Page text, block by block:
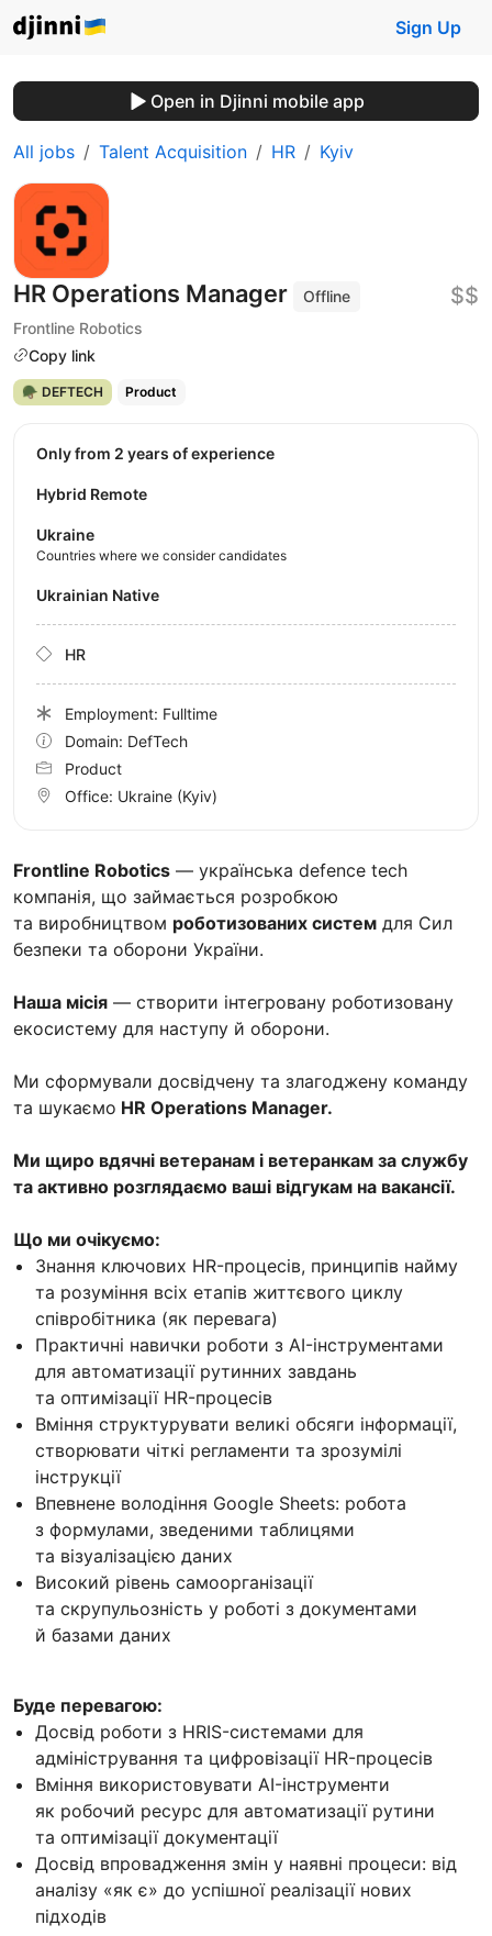
Sign Up
Open in Djinni mobile app
All jobs Talent Acquisition HR Kyiv
HR Operations Manager
Offline
Frontline Robotics
Copy link
$$
🪖 DEFTECH Product
Frontline Robotics — українська defence tech
компанія, що займається розробкою
та виробництвом роботизованих систем для Сил
безпеки та оборони України.
Наша місія — створити інтегровану роботизовану
екосистему для наступу й оборони.
Ми сформували досвідчену та злагоджену команду
та шукаємо HR Operations Manager.
Ми щиро вдячні ветеранам і ветеранкам за службу
та активно розглядаємо ваші відгукам на вакансії.
Що ми очікуємо:
Знання ключових HR-процесів, принципів найму
та розуміння всіх етапів життєвого циклу
співробітника (як перевага)
Практичні навички роботи з AI-інструментами
для автоматизації рутинних завдань
та оптимізації HR-процесів
Вміння структурувати великі обсяги інформації,
створювати чіткі регламенти та зрозумілі
інструкції
Впевнене володіння Google Sheets: робота
з формулами, зведеними таблицями
та візуалізацією даних
Високий рівень самоорганізації
та скрупульозність у роботі з документами
й базами даних
Буде перевагою:
Досвід роботи з HRIS-системами для
адміністрування та цифровізації HR-процесів
Вміння використовувати AI-інструменти
як робочий ресурс для автоматизації рутини
та оптимізації документації
Досвід впровадження змін у наявні процеси: від
аналізу «як є» до успішної реалізації нових
підходів
Only from 2 years of experience
Hybrid Remote
Ukraine
Countries where we consider candidates
Ukrainian Native
HR
Employment: Fulltime
Domain: DefTech
Product
Office: Ukraine (Kyiv)